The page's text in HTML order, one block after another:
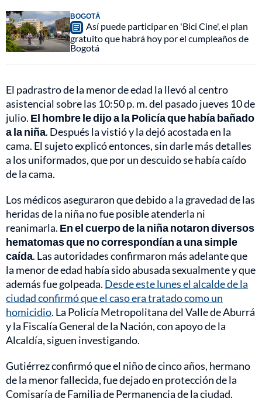
BOGOTÁ
Así puede participar en 'Bici Cine', el plan
gratuito que habrá hoy por el cumpleaños de
Bogotá
El padrastro de la menor de edad la llevó al centro
asistencial sobre las 10:50 p. m. del pasado jueves 10 de
julio. El hombre le dijo a la Policía que había bañado
a la niña. Después la vistió y la dejó acostada en la
cama. El sujeto explicó entonces, sin darle más detalles
a los uniformados, que por un descuido se había caído
de la cama.
Los médicos aseguraron que debido a la gravedad de las
heridas de la niña no fue posible atenderla ni
reanimarla. En el cuerpo de la niña notaron diversos
hematomas que no correspondían a una simple
caída. Las autoridades confirmaron más adelante que
la menor de edad había sido abusada sexualmente y que
además fue golpeada. Desde este lunes el alcalde de la
ciudad confirmó que el caso era tratado como un
homicidio. La Policía Metropolitana del Valle de Aburrá
y la Fiscalía General de la Nación, con apoyo de la
Alcaldía, siguen investigando.
Gutiérrez confirmó que el niño de cinco años, hermano
de la menor fallecida, fue dejado en protección de la
Comisaría de Familia de Permanencia de la ciudad.